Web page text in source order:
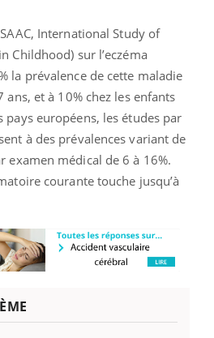
International Study of
Childhood) sur l’eczéma
la prévalence de cette maladie
ans, et à 10% chez les enfants
pays européens, les études par
à des prévalences variant de
examen médical de 6 à 16%.
courante touche jusqu’à